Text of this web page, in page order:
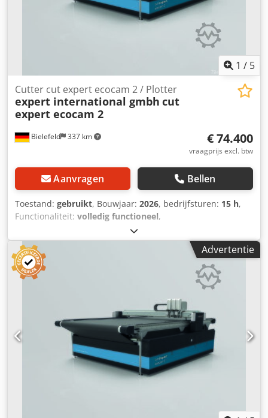
1 / 5
Bielefeld 337 km
Cutter cut expert ecocam 2 / Plotter
expert international gmbh cut
expert ecocam 2
€ 74.400
vraagprijs excl. btw
Aanvragen Bellen
Toestand: gebruikt, Bouwjaar: 2026, bedrijfsturen: 15 h,
Functionaliteit: volledig functioneel,
204065
mm, totale hoogte:3.300 mm, Gebruikte machine CNC-
cutter/plotter Snijvlak in X en Y: 2.500 x 2.100 mm
Multifunctioneel CAM-snijsysteem met CNC-mes-
technologie voor 2D-snijden van leer, textiel, technische
stoffen, schuim en andere vlakke, semi-flexibele of stijve,
niet-metalen materialen. Uitrusting van de gebruikte
machine: • 1 snijbrug en 1 multifunctionele
gereedschapskop De machine wordt geleverd met een
aangedreven rondmes, een elektrisch oscillerend mes en
een freeskop (inclusief afzuiginstallatie) • Multifunctionele
gereedschapskop voor het opnemen van maximaal 3
verwisselbare gereedschappen Dcsdpfsif Ek Rex Ai Nek •
Advertentie